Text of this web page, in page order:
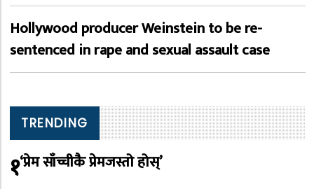
Hollywood producer Weinstein to be re-
sentenced in rape and sexual assault case
TRENDING
१‘प्रेम साँच्चीकै प्रेमजस्तो होस्’